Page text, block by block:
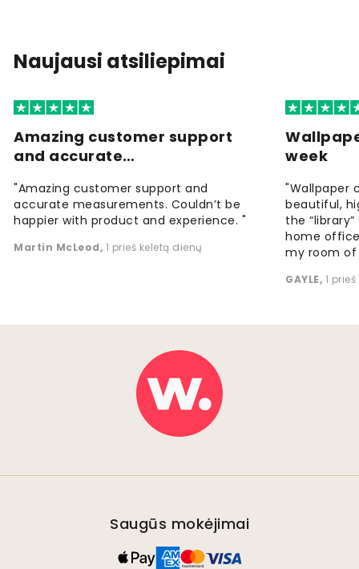
Naujausi atsiliepimai
Amazing customer support
and accurate…
"Amazing customer support and
accurate measurements. Couldn’t be
happier with product and experience. "
Martin McLeod, 1 prieš keletą dienų
week
"Wallpaper
beautiful,
the
home
my room of
GAYLE, 1
Saugūs mokėjimai